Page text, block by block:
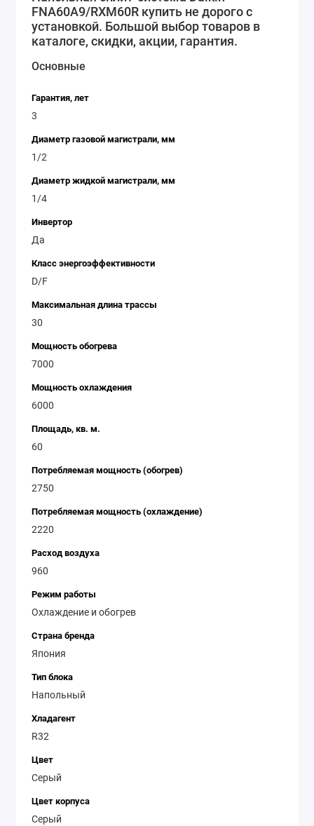
Если вы ищете качественную и надежную сплит-
систему для своего дома или офиса, то Daikin
FNA60A9/RXM60R - идеальный выбор. Она обеспечит
комфортную температуру в любое время года и
эффективности.
FNA60A9/RXM60R купить не дорого с
установкой. Большой выбор товаров в
каталоге, скидки, акции, гарантия.
Основные
Гарантия, лет
3
Диаметр газовой магистрали, мм
1/2
Диаметр жидкой магистрали, мм
1/4
Инвертор
Да
Класс энергоэффективности
D/F
Максимальная длина трассы
30
Мощность обогрева
7000
Мощность охлаждения
6000
Площадь, кв. м.
60
Потребляемая мощность (обогрев)
2750
Потребляемая мощность (охлаждение)
2220
Расход воздуха
960
Режим работы
Охлаждение и обогрев
Страна бренда
Япония
Тип блока
Напольный
Хладагент
R32
Цвет
Серый
Цвет корпуса
Серый